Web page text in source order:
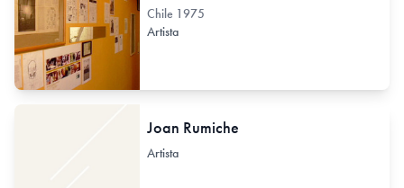
Chile 1975
Artista
Joan Rumiche
Artista